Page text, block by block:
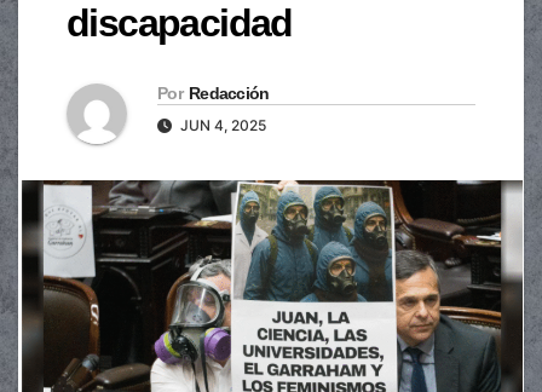
discapacidad
Por Redacción
JUN 4, 2025